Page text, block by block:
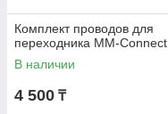
Комплект проводов для
переходника MM-Connect
В наличии
4 500 ₸